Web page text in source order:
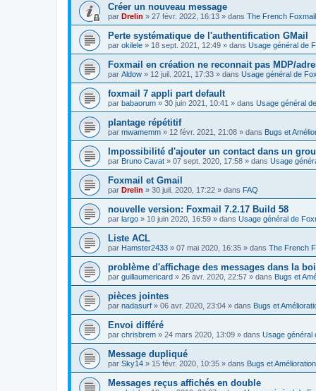
Créer un nouveau message
par Drelin » 27 févr. 2022, 16:13 » dans The French
Perte systématique de l'authentification GMail
par okilele » 18 sept. 2021, 12:49 » dans Usage général de
Foxmail en création ne reconnait pas MDP/
par Aldow » 12 juil. 2021, 17:33 » dans Usage général de
foxmail 7 appli part default
par babaorum » 30 juin 2021, 10:41 » dans Usage général
plantage répétitif
par mwamemm » 12 févr. 2021, 21:08 » dans Bugs et
Impossibilité d'ajouter un contact dans un
par Bruno Cavat » 07 sept. 2020, 17:58 » dans Usage
Foxmail et Gmail
par Drelin » 30 juil. 2020, 17:22 » dans FAQ
nouvelle version: Foxmail 7.2.17 Build 58
par largo » 10 juin 2020, 16:59 » dans Usage général de
Liste ACL
par Hamster2433 » 07 mai 2020, 16:35 » dans The French
problème d'affichage des messages dans la
par guillaumericard » 26 avr. 2020, 22:57 » dans Bugs et
pièces jointes
par nadasurf » 06 avr. 2020, 23:04 » dans Bugs et
Envoi différé
par chrisbrem » 24 mars 2020, 13:09 » dans Usage général
Message dupliqué
par Sky14 » 15 févr. 2020, 10:35 » dans Bugs et
Messages reçus affichés en double